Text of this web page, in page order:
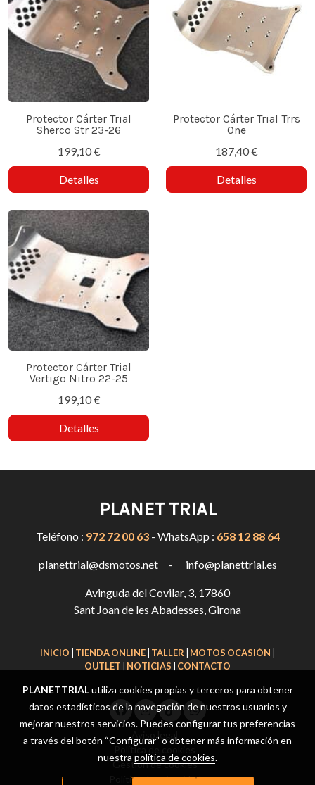
Protector Cárter Trial
Sherco Str 23-26
199,10 €
Detalles
Protector Cárter Trial Trrs
One
187,40 €
Detalles
Protector Cárter Trial
Vertigo Nitro 22-25
199,10 €
Detalles
PLANET TRIAL
Teléfono : 972 72 00 63- WhatsApp : 658 12 88 64
planettrial@dsmotos.net - info@planettrial.es
Avinguda del Covilar, 3, 17860
Sant Joan de les Abadesses, Girona
INICIO TIENDA ONLINE TALLER MOTOS OCASIÓN
OUTLET
NOTICIAS CONTACTO
Aviso legal
Política de cookies
Gestión de cookies
Política de privacidad
PLANETTRIALutiliza cookies propias y terceros para obtener
datos estadísticos de la navegación de nuestros usuarios y
mejorar nuestros servicios. Puedes configurar tus preferencias
a través del botón “Configurar” o obtener más información en
nuestra política de cookies.